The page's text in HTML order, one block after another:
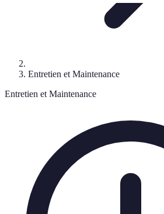
Entretien et Maintenance
Entretien et Maintenance